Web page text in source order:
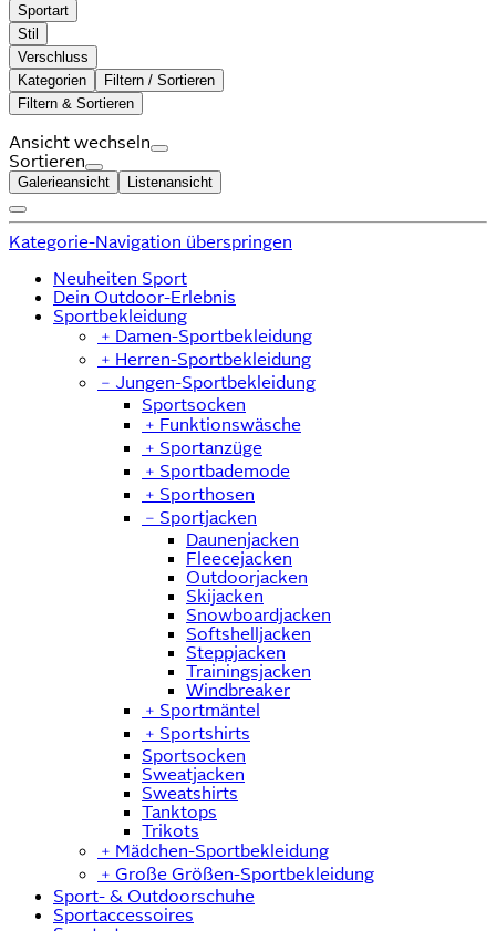
Sportart
Stil
Verschluss
Kategorien
Filtern / Sortieren
Filtern & Sortieren
Ansicht wechseln
Sortieren
Galerieansicht Listenansicht
Kategorie-Navigation überspringen
Neuheiten Sport
Dein Outdoor-Erlebnis
Sportbekleidung
﹢ Damen-Sportbekleidung
﹢ Herren-Sportbekleidung
﹣ Jungen-Sportbekleidung
Sportsocken
﹢ Funktionswäsche
﹢ Sportanzüge
﹢ Sportbademode
﹢ Sporthosen
﹣ Sportjacken
Daunenjacken
Fleecejacken
Outdoorjacken
Skijacken
Snowboardjacken
Softshelljacken
Steppjacken
Trainingsjacken
Windbreaker
﹢ Sportmäntel
﹢ Sportshirts
Sportsocken
Sweatjacken
Sweatshirts
Tanktops
Trikots
﹢ Mädchen-Sportbekleidung
﹢ Große Größen-Sportbekleidung
Sport- & Outdoorschuhe
Sportaccessoires